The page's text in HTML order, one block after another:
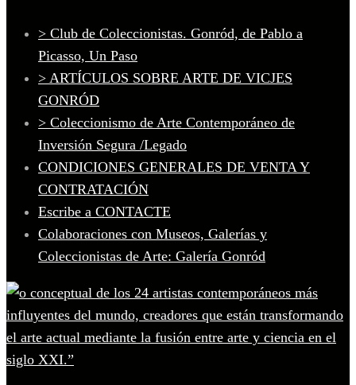
> Club de Coleccionistas. Gonród, de Pablo a
Picasso, Un Paso
> ARTÍCULOS SOBRE ARTE DE VICJES
GONRÓD
> Coleccionismo de Arte Contemporáneo de
Inversión Segura /Legado
CONDICIONES GENERALES DE VENTA Y
CONTRATACIÓN
Escribe a CONTACTE
Colaboraciones con Museos, Galerías y
Coleccionistas de Arte: Galería Gonród